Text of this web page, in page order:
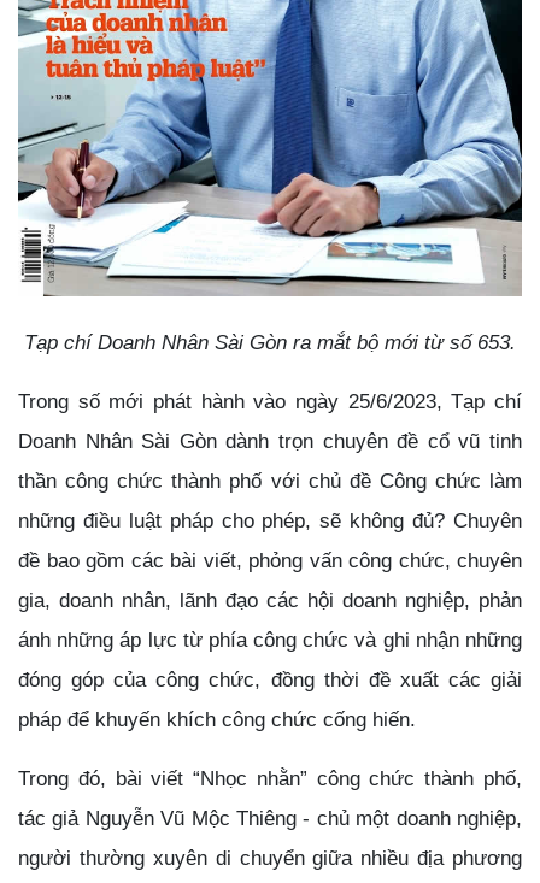
Tạp chí Doanh Nhân Sài Gòn ra mắt bộ mới từ số 653.
Trong số mới phát hành vào ngày 25/6/2023, Tạp chí
Doanh Nhân Sài Gòn dành trọn chuyên đề cổ vũ tinh
thần công chức thành phố với chủ đề Công chức làm
những điều luật pháp cho phép, sẽ không đủ? Chuyên
đề bao gồm các bài viết, phỏng vấn công chức, chuyên
gia, doanh nhân, lãnh đạo các hội doanh nghiệp, phản
ánh những áp lực từ phía công chức và ghi nhận những
đóng góp của công chức, đồng thời đề xuất các giải
pháp để khuyến khích công chức cống hiến.
Trong đó, bài viết “Nhọc nhằn” công chức thành phố,
tác giả Nguyễn Vũ Mộc Thiêng - chủ một doanh nghiệp,
người thường xuyên di chuyển giữa nhiều địa phương